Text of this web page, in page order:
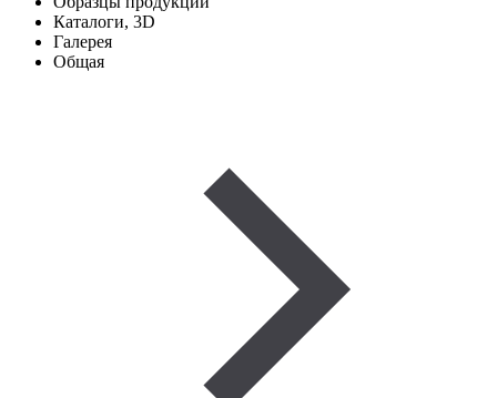
Каталоги, 3D
Галерея
Общая